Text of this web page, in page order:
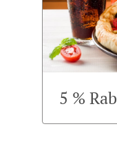
5 %